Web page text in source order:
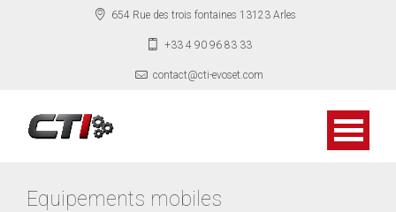
654 Rue des trois fontaines 13123 Arles
+33 4 90 96 83 33
contact@cti-evoset.com
Equipements mobiles